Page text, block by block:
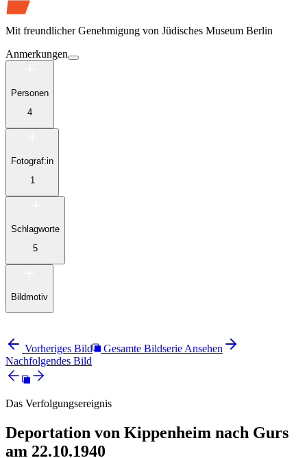
Mit freundlicher Genehmigung von Jüdisches Museum Berlin
Anmerkungen
Personen
4
Fotograf:in
1
Schlagworte
5
Bildmotiv
Vorheriges Bild
Gesamte Bildserie Ansehen
Nachfolgendes Bild
Das Verfolgungsereignis
Deportation von Kippenheim nach Gurs
am 22.10.1940